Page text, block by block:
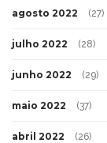
agosto 2022 (27)
julho 2022 (28)
junho 2022 (29)
maio 2022 (37)
abril 2022 (26)